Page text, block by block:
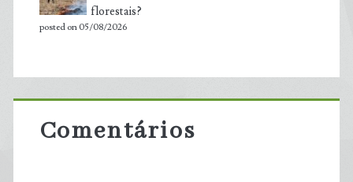
florestais?
posted on 05/08/2026
Comentários